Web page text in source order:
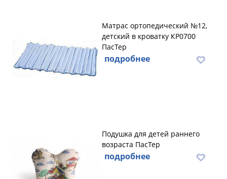
Матрас ортопедический №12,
детский в кроватку КР0700
ПасТер
подробнее
Подушка для детей раннего
возраста ПасТер
подробнее